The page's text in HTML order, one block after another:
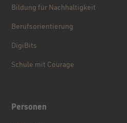
Bildung für Nachhaltigkeit
Berufsorientierung
DigiBits
Schule mit Courage
Personen